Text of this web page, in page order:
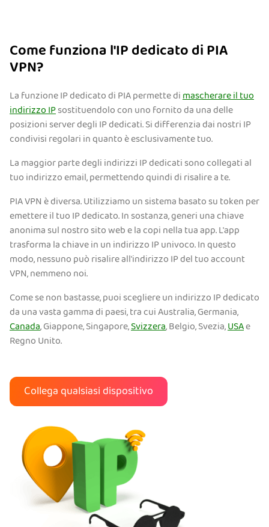
Come funziona l'IP dedicato di PIA
VPN?
La funzione IP dedicato di PIA permette dimascherare il tuo
indirizzo IPsostituendolo con uno fornito da una delle
posizioni server degli IP dedicati. Si differenzia dai nostri IP
condivisi regolari in quanto è esclusivamente tuo.
La maggior parte degli indirizzi IP dedicati sono collegati al
tuo indirizzo email, permettendo quindi di risalire a te.
PIA VPN è diversa. Utilizziamo un sistema basato su token per
emettere il tuo IP dedicato. In sostanza, generi una chiave
anonima sul nostro sito web e la copi nella tua app. L'app
trasforma la chiave in un indirizzo IP univoco. In questo
modo, nessuno può risalire all'indirizzo IP del tuo account
VPN, nemmeno noi.
Come se non bastasse, puoi scegliere un indirizzo IP dedicato
da una vasta gamma di paesi, tra cui Australia, Germania,
Canada, Giappone, Singapore,Svizzera, Belgio, Svezia,USAe
Regno Unito.
Collega qualsiasi dispositivo